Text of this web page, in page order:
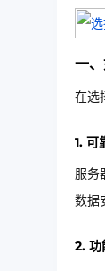
一
在选
1. 可
服务
数据
2. 功